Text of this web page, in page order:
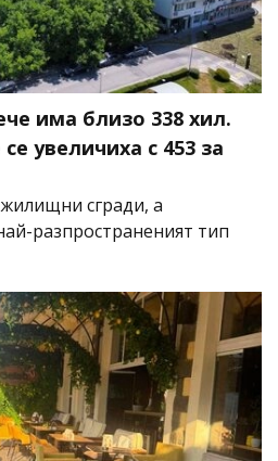
има близо 338 хил.
увеличиха с 453 за
сгради, а
разпространеният тип